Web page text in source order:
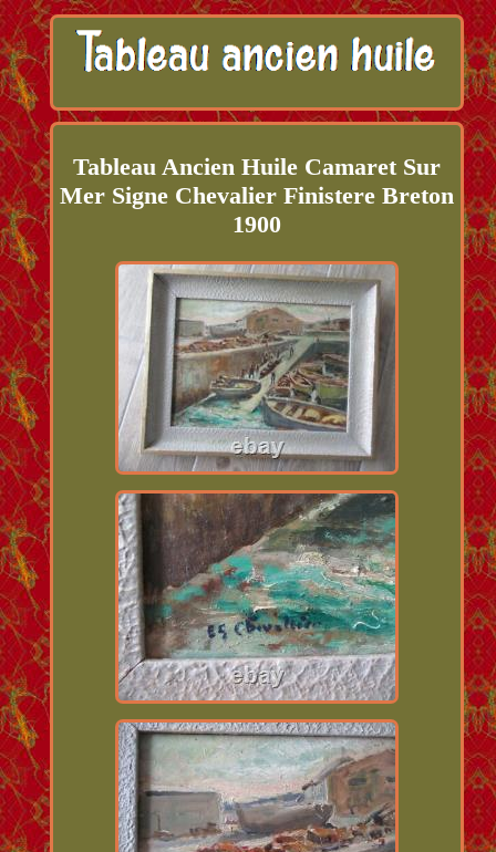
Tableau Ancien Huile Camaret Sur
Mer Signe Chevalier Finistere Breton
1900